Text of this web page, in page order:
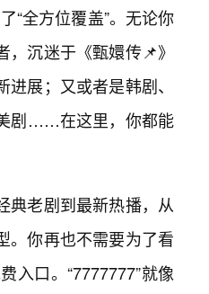
“全方位覆盖”。无论你
沉迷于《甄嬛传📌》
展；又或者是韩剧、
剧……在这里，你都能
典老剧到最新热播，从
。你再也不需要为了看
入口。“7777777”就像